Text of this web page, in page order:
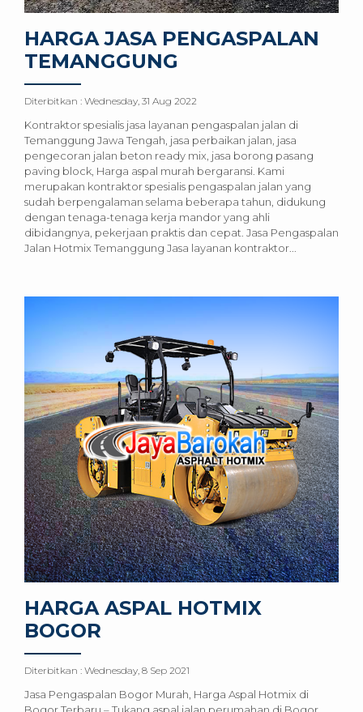
HARGA JASA PENGASPALAN
TEMANGGUNG
Diterbitkan : Wednesday, 31 Aug 2022
Kontraktor spesialis jasa layanan pengaspalan jalan di
Temanggung Jawa Tengah, jasa perbaikan jalan, jasa
pengecoran jalan beton ready mix, jasa borong pasang
paving block, Harga aspal murah bergaransi. Kami
merupakan kontraktor spesialis pengaspalan jalan yang
sudah berpengalaman selama beberapa tahun, didukung
dengan tenaga-tenaga kerja mandor yang ahli
dibidangnya, pekerjaan praktis dan cepat. Jasa Pengaspalan
Jalan Hotmix Temanggung Jasa layanan kontraktor...
HARGA ASPAL HOTMIX
BOGOR
Diterbitkan : Wednesday, 8 Sep 2021
Jasa Pengaspalan Bogor Murah, Harga Aspal Hotmix di